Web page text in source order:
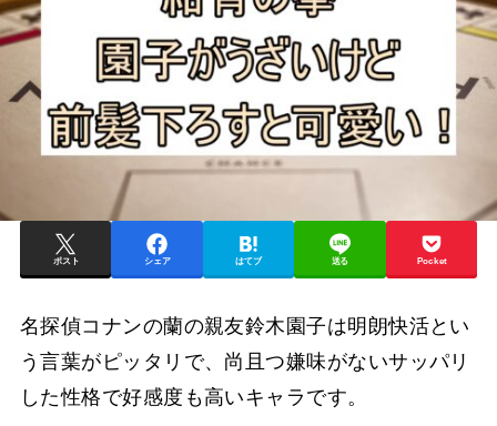
ポスト シェア はてブ 送る Pocket
名探偵コナンの蘭の親友鈴木園子は明朗快活とい
う言葉がピッタリで、尚且つ嫌味がないサッパリ
した性格で好感度も高いキャラです。